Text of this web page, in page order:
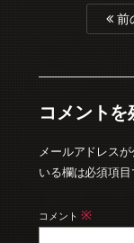
前
コメントを
メールアドレス
いる欄は必須項目
コメント ※